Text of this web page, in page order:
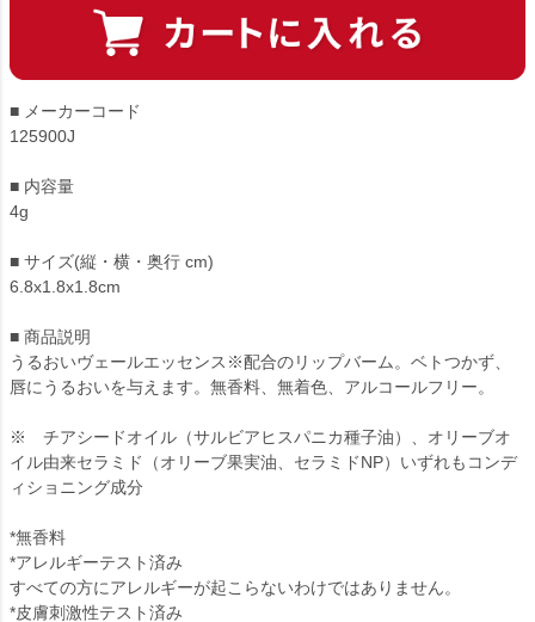
■ メーカーコード
125900J
■ 内容量
4g
■ サイズ(縦・横・奥行 cm)
6.8x1.8x1.8cm
■ 商品説明
うるおいヴェールエッセンス※配合のリップバーム。ベトつかず、
唇にうるおいを与えます。無香料、無着色、アルコールフリー。
※ チアシードオイル（サルビアヒスパニカ種子油）、オリーブオ
イル由来セラミド（オリーブ果実油、セラミドNP）いずれもコンデ
ィショニング成分
*無香料
*アレルギーテスト済み
すべての方にアレルギーが起こらないわけではありません。
*皮膚刺激性テスト済み